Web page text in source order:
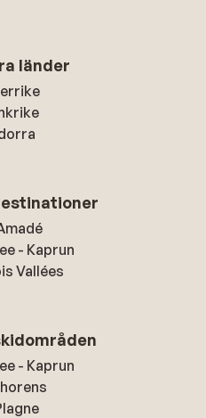
länder
- Kaprun
Vallées
- Kaprun